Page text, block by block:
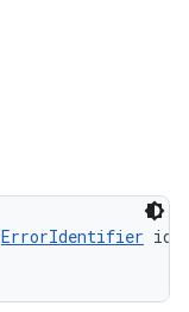
ErrorIdentifier